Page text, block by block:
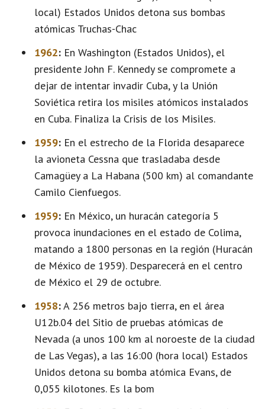
local) Estados Unidos detona sus bombas
atómicas Truchas-Chac
1962: En Washington (Estados Unidos), el
presidente John F. Kennedy se compromete a
dejar de intentar invadir Cuba, y la Unión
Soviética retira los misiles atómicos instalados
en Cuba. Finaliza la Crisis de los Misiles.
1959: En el estrecho de la Florida desaparece
la avioneta Cessna que trasladaba desde
Camagüey a La Habana (500 km) al comandante
Camilo Cienfuegos.
1959: En México, un huracán categoría 5
provoca inundaciones en el estado de Colima,
matando a 1800 personas en la región (Huracán
de México de 1959). Desparecerá en el centro
de México el 29 de octubre.
1958:A 256 metros bajo tierra, en el área
U12b.04 del Sitio de pruebas atómicas de
Nevada (a unos 100 km al noroeste de la ciudad
de Las Vegas), a las 16:00 (hora local) Estados
Unidos detona su bomba atómica Evans, de
0,055 kilotones. Es la bom